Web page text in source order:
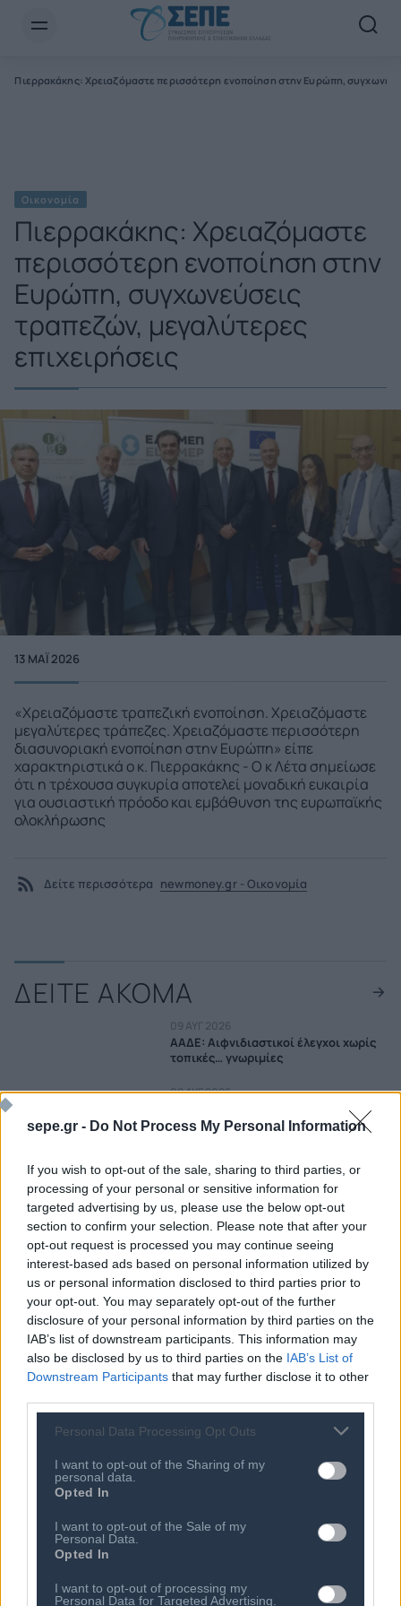
sepe.gr - Do Not Process My Personal Information
If you wish to opt-out of the sale, sharing to third parties, or
processing of your personal or sensitive information for
targeted advertising by us, please use the below opt-out
section to confirm your selection. Please note that after your
opt-out request is processed you may continue seeing
interest-based ads based on personal information utilized by
us or personal information disclosed to third parties prior to
your opt-out. You may separately opt-out of the further
disclosure of your personal information by third parties on the
IAB’s list of downstream participants. This information may
also be disclosed by us to third parties on the IAB’s List of
Downstream Participants that may further disclose it to other
Personal Data Processing Opt Outs
I want to opt-out of the Sharing of my
personal data.
Opted In
I want to opt-out of the Sale of my
Personal Data.
Opted In
I want to opt-out of processing my
Personal Data for Targeted Advertising.
Πιερρακάκης: Χρειαζόμαστε περισσότερη ενοποίηση στην Ευρώπη,
Οικονομία
Πιερρακάκης: Χρειαζόμαστε
περισσότερη ενοποίηση στην
Ευρώπη, συγχωνεύσεις
τραπεζών, μεγαλύτερες
επιχειρήσεις
13 ΜΑΪ́ 2026
«Χρειαζόμαστε τραπεζική ενοποίηση. Χρειαζόμαστε
μεγαλύτερες τράπεζες. Χρειαζόμαστε περισσότερη
διασυνοριακή ενοποίηση στην Ευρώπη» είπε
χαρακτηριστικά ο κ. Πιερρακάκης - Ο κ Λέτα σημείωσε
ότι η τρέχουσα συγκυρία αποτελεί μοναδική ευκαιρία
για ουσιαστική πρόοδο και εμβάθυνση της ευρωπαϊκής
ολοκλήρωσης
Δείτε περισσότερα newmoney.gr - Οικονομία
ΔΕΙΤΕ ΑΚΟΜΑ
09 ΑΥΓ 2026
ΑΑΔΕ: Αιφνιδιαστικοί έλεγχοι χωρίς
τοπικές… γνωριμίες
09 ΑΥΓ 2026
οικονομίας: Aνεβαίνει ο πλούτος,
πέφτει η αποταμίευση και
08 ΑΥΓ 2026
Αμυντική βιομηχανία: Η
χρηματοδοτική «ομπρέλα» άνω του
€1 τρισ. ευρώ που αλλάζει τα
δεδομένα και οι ελληνικές
επιχειρήσεις
08 ΑΥΓ 2026
Ο χάρτης των πληρωμών από τον e-
ΕΦΚΑ και τη ΔΥΠΑ έως τις 14
Αυγούστου
08 ΑΥΓ 2026
Φορολογικές υποχρεώσεις Αυγούστου
2026: Τι πρέπει να πληρώσουμε έως
το τέλος του μήνα
Σούπερ μάρκετ: Διευρύνεται η εθνική
Newsletter Email*